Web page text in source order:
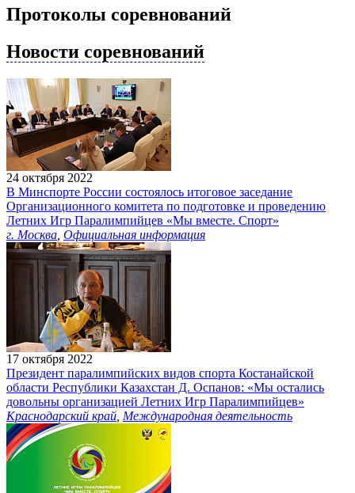
Протоколы соревнований
Новости соревнований
24 октября 2022
В Минспорте России состоялось итоговое заседание
Организационного комитета по подготовке и проведению
Летних Игр Паралимпийцев «Мы вместе. Спорт»
г. Москва Официальная информация
17 октября 2022
Президент паралимпийских видов спорта Костанайской
области Республики Казахстан Д. Оспанов: «Мы остались
довольны организацией Летних Игр Паралимпийцев»
Краснодарский край Международная деятельность